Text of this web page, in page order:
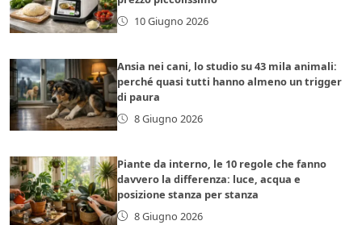
10 Giugno 2026
Ansia nei cani, lo studio su 43 mila animali:
perché quasi tutti hanno almeno un trigger
di paura
8 Giugno 2026
Piante da interno, le 10 regole che fanno
davvero la differenza: luce, acqua e
posizione stanza per stanza
8 Giugno 2026